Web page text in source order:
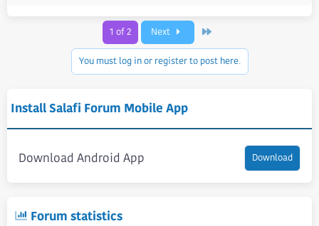
1 of 2 Next
You must log in or register to post here.
Install Salafi Forum Mobile App
Download Android App Download
Forum statistics